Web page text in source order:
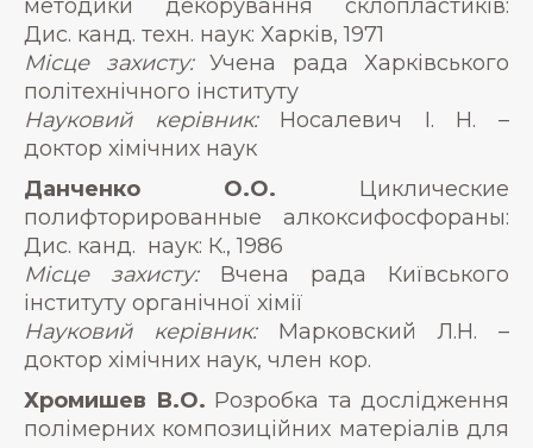
методики декорування склопластиків:
Дис. канд. техн. наук: Харків, 1971
Місце захисту:Учена рада Харківського
політехнічного інституту
Науковий керівник:Носалевич І. Н. –
доктор хімічних наук
Данченко О.О. Циклические
полифторированные алкоксифосфораны:
Дис. канд. наук: К., 1986
Місце захисту:Вчена рада Київського
інституту органічної хімії
Науковий керівник:Марковский Л.Н. –
доктор хімічних наук, член кор.
Хромишев В.О. Розробка та дослідження
полімерних композиційних матеріалів для